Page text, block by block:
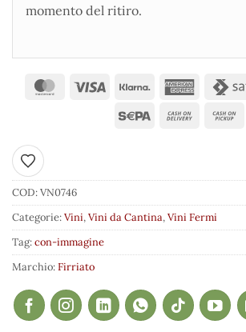
momento del ritiro.
Aggiungi ai preferiti
COD:VN0746
Categorie:Vini,Vini da Cantina,Vini Fermi
Tag:con-immagine
Marchio:Firriato